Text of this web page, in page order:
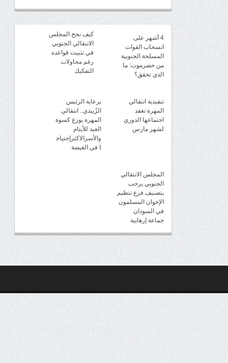
4 أشهر على
انسحاب القوات
المسلحة الجنوبية
من حضرموت: ما
الذي تحقق؟
كيف نجح المجلس
الانتقالي الجنوبي
في تثبيت قواعده
رغم محاولات
التفكيك
تنفيذية انتقالي
المهرة تعقد
اجتماعها الدوري
لشهر مارس
برعاية الرئيس
الزُبيدي.. انتقالي
المهرة يوزع كسوة
العيد للأيتام
والأسرالاكثرإحتياج
ا في الغيضة
المجلس الانتقالي
الجنوبي يرحب
بتصنيف فرع تنظيم
الإخوان المسلمون
في السودان
جماعة إرهابية